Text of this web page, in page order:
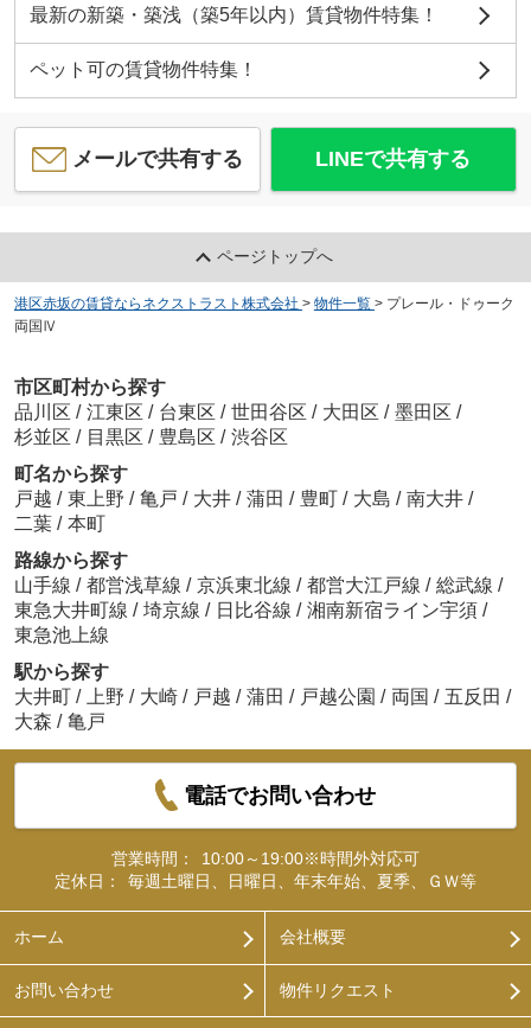
最新の新築・築浅（築5年以内）賃貸物件特集！
ペット可の賃貸物件特集！
メールで共有する LINEで共有する
ページトップへ
港区赤坂の賃貸ならネクストラスト株式会社 > 物件一覧 > プレール・ドゥーク
両国Ⅳ
市区町村から探す
品川区 / 江東区 / 台東区 / 世田谷区 / 大田区 / 墨田区 /
杉並区 / 目黒区 / 豊島区 / 渋谷区
町名から探す
戸越 / 東上野 / 亀戸 / 大井 / 蒲田 / 豊町 / 大島 / 南大井 /
二葉 / 本町
路線から探す
山手線 / 都営浅草線 / 京浜東北線 / 都営大江戸線 / 総武線 /
東急大井町線 / 埼京線 / 日比谷線 / 湘南新宿ライン宇須 /
東急池上線
駅から探す
大井町 / 上野 / 大崎 / 戸越 / 蒲田 / 戸越公園 / 両国 / 五反田 /
大森 / 亀戸
電話でお問い合わせ
営業時間：
10:00～19:00※時間外対応可
定休日：
毎週土曜日、日曜日、年末年始、夏季、ＧＷ等
ホーム 会社概要
お問い合わせ 物件リクエスト